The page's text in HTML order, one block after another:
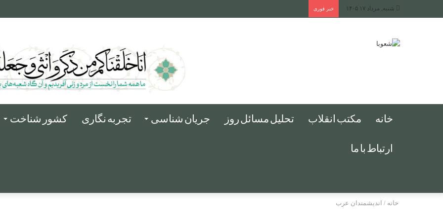
شنبه, مرداد ۱۷ ۱۴۰۵ خبر فوری
خانه مکتب انقلاب تحلیل مسائل روز جریان شناسی تجربه نگاری کشور شناخت
ارتباط با ما
خانه / اندیشمندان عرب